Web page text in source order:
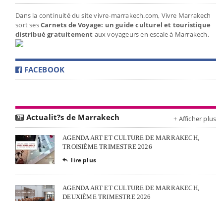
Dans la continuité du site vivre-marrakech.com, Vivre Marrakech
sort sesCarnets de Voyage: un guide culturel et touristique
distribué gratuitement aux voyageurs en escale à Marrakech.
FACEBOOK
Actualit?s de Marrakech + Afficher plus
AGENDA ART ET CULTURE DE MARRAKECH,
TROISIÈME TRIMESTRE 2026
 lire plus
AGENDA ART ET CULTURE DE MARRAKECH,
DEUXIÈME TRIMESTRE 2026